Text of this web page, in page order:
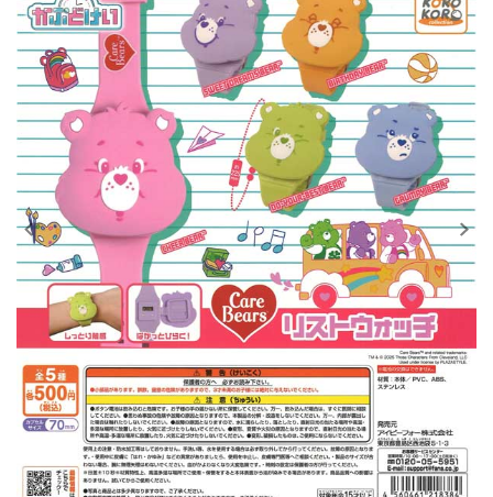
入荷スケジュールをチェック
カプセルトイマシン本体
カプセルトイ
販促用空カプセル
レンタル
景品・玩具・文具
販促用カプセルトイ